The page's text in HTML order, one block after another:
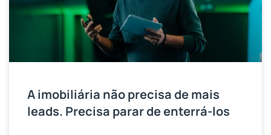
A imobiliária não precisa de mais
leads. Precisa parar de enterrá-los